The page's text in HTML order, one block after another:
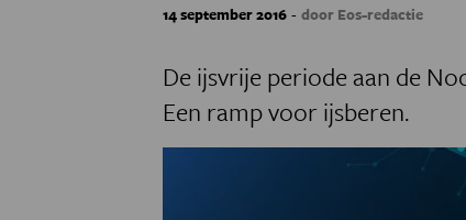
14 september 2016 - door Eos-redactie
De ijsvrije periode aan de
Een ramp voor ijsberen.